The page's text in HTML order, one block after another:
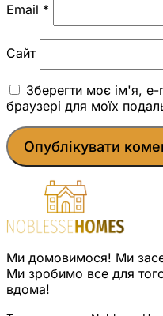
Email *
Сайт
Зберегти моє ім'я,
браузері для моїх
Ми домовимося! Ми
Ми зробимо все для
вдома!